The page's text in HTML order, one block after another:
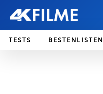
TESTS BESTENLISTEN